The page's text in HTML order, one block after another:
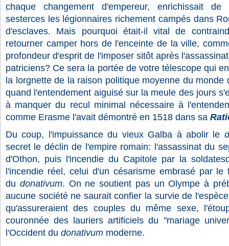
chaque changement d'empereur, enrichissait
sesterces les légionnaires richement campés dans
d'esclaves. Mais pourquoi était-il vital de
retourner camper hors de l'enceinte de la ville,
profondeur d'esprit de l'imposer sitôt après
patriciens? Ce sera la portée de votre télescope qui
la lorgnette de la raison politique moyenne du
quand l'entendement aiguisé sur la meule des jours
à manquer du recul minimal nécessaire à
comme Erasme l'avait démontré en 1518 dans sa
Du coup, l'impuissance du vieux Galba à abolir le
secret le déclin de l'empire romain: l'assassinat du
d'Othon, puis l'incendie du Capitole par la
l'incendie réel, celui d'un césarisme embrasé par
du donativum. On ne soutient pas un Olympe à
aucune société ne saurait confier la survie de
qu'assureraient des couples du même sexe,
couronnée des lauriers artificiels du "mariage
l'Occident du donativum moderne.